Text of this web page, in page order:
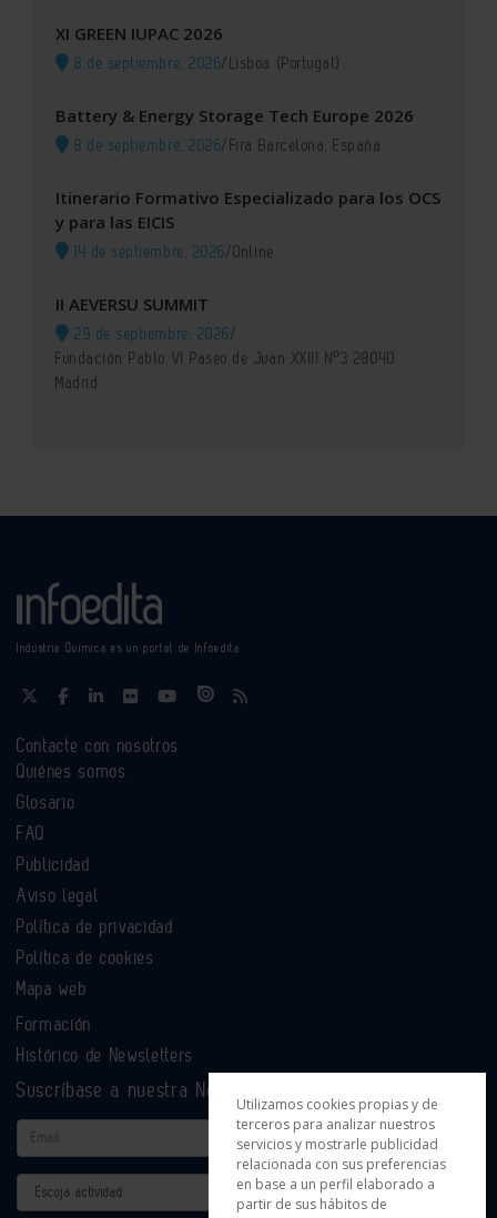
XI GREEN IUPAC 2026
8 de septiembre, 2026/Lisboa (Portugal)
Battery & Energy Storage Tech Europe 2026
8 de septiembre, 2026/Fira Barcelona, España
Itinerario Formativo Especializado para los OCS
y para las EICIS
14 de septiembre, 2026/Online
II AEVERSU SUMMIT
29 de septiembre, 2026/
Fundación Pablo VI Paseo de Juan XXIII Nº3 28040
Madrid
Industria Química es un portal de Infoedita
Contacte con nosotros
Quiénes somos
Glosario
FAQ
Publicidad
Aviso legal
Política de privacidad
Política de cookies
Mapa web
Formación
Histórico de Newsletters
Suscríbase a nuestra Newsletter
Email
Actividad
Utilizamos cookies propias y de
terceros para analizar nuestros
servicios y mostrarle publicidad
relacionada con sus preferencias
en base a un perfil elaborado a
partir de sus hábitos de